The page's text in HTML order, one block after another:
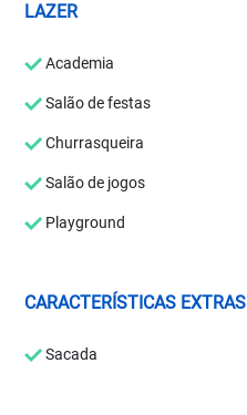
LAZER
Academia
Salão de festas
Churrasqueira
Salão de jogos
Playground
CARACTERÍSTICAS EXTRAS
Sacada